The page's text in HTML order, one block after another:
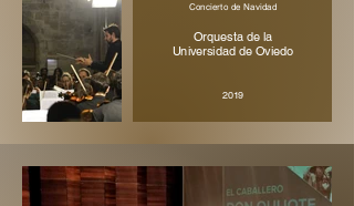
Concierto de Navidad
Orquesta de la
Universidad de Oviedo
2019